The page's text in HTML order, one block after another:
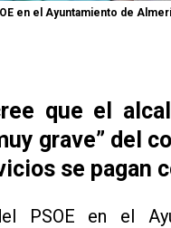
en el Ayuntamiento de
que el
grave” del
se pagan
PSOE en el